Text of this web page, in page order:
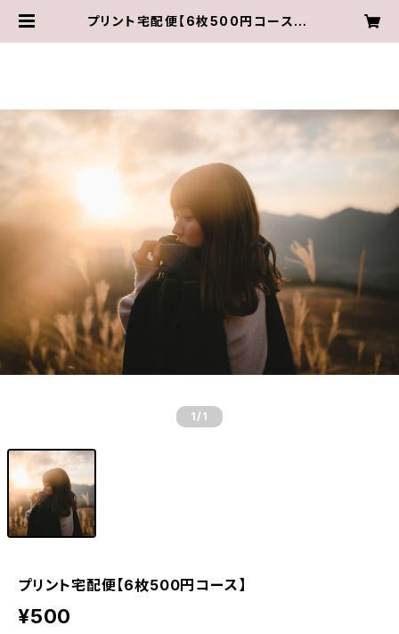
プリント宅配便【6枚500円コース】 |
1 /1
プリント宅配便【6枚500円コース】
¥500